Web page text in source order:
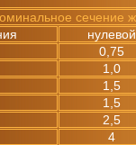
сечение
нулевой
0,75
1,0
1,5
1,5
2,5
4